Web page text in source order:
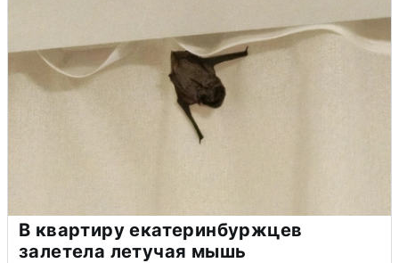
В квартиру екатеринбуржцев
залетела летучая мышь